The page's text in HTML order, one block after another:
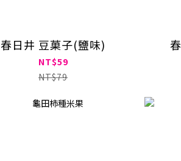
春日井 豆菓子(鹽味)
NT$59
NT$79